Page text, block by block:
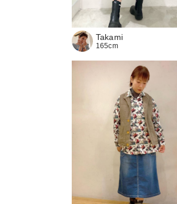
Takami
165cm